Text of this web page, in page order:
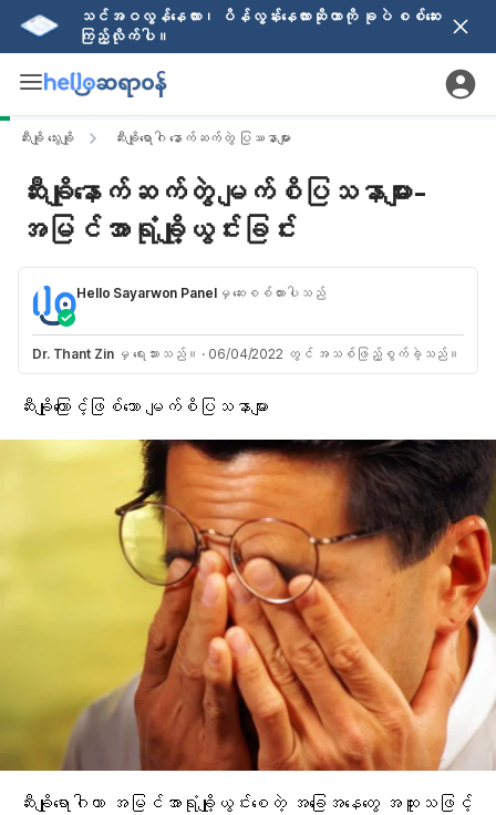
သင်အဝလွန်နေလား၊ ပိန်လွန်းနေလားဆိုတာကို ခုပဲ စစ်ဆေး
ကြည့်လိုက်ပါ။
ဆီးချို သွေးချို ဆီးချိုရောဂါ နောက်ဆက်တွဲ ပြဿနာများ
ဆီးချိုနောက်ဆက်တွဲ မျက်စိပြသနာများ-
အမြင်အာရုံချို့ယွင်းခြင်း
Hello Sayarwon Panelမှ ဆေးစစ်ထားပါသည်
Dr. Thant Zinမှ ရေးသားသည်။ · 06/04/2022 တွင် အသစ်ဖြည့်စွက်ခဲ့သည်။
ဆီးချိုကြောင့်ဖြစ်သော မျက်စိပြသနာများ
ဆီးချိုရောဂါဟာ အမြင်အာရုံချို့ယွင်းစေတဲ့ အခြေအနေတွေ အထူးသဖြင့်